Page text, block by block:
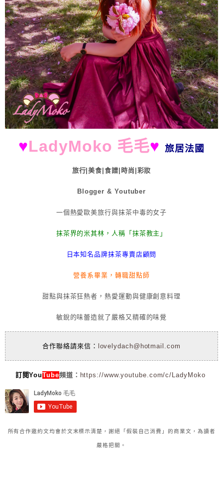
♥LadyMoko 毛毛♥ 旅居法國
旅行|美食|食譜|時尚|彩妝
Blogger & Youtuber
一個熱愛歐美旅行與抹茶中毒的女子
抹茶界的米其林，人稱「抹茶教主」
日本知名品牌抹茶專賣店顧問
營養系畢業，轉職甜點師
甜點與抹茶狂熱者，熱愛運動與健康創意料理
敏銳的味蕾造就了嚴格又精確的味覺
合作聯絡請來信： lovelydach@hotmail.com
訂閱YouTube頻道： https://www.youtube.com/c/LadyMoko
所有合作邀約文均會於文末標示清楚，謝絕「假裝自己消費」的商業文，為讀者
嚴格把關。